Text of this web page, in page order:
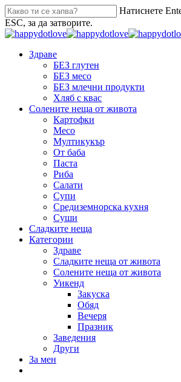
Натиснете
ESC, за да затворите.
Здраве
БЕЗ глутен
БЕЗ месо
БЕЗ млечни продукти
Хляб с квас
Солените неща от живота
Картофки
Месо
Мултикукър
От баба
Паста
Риба
Салати
Супи
Средиземнорска кухня
Суши
Сладките неща
Категории
Здраве
Сладките неща от живота
Солените неща от живота
Уикенд
Закуска
Обяд
Вечеря
Празник
Заведения
Други
За мен